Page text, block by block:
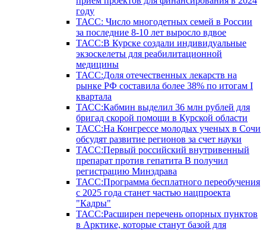
году
ТАСС: Число многодетных семей в России
за последние 8-10 лет выросло вдвое
ТАСС:В Курске создали индивидуальные
экзоскелеты для реабилитационной
медицины
ТАСС:Доля отечественных лекарств на
рынке РФ составила более 38% по итогам I
квартала
ТАСС:Кабмин выделил 36 млн рублей для
бригад скорой помощи в Курской области
ТАСС:На Конгрессе молодых ученых в Сочи
обсудят развитие регионов за счет науки
ТАСС:Первый российский внутривенный
препарат против гепатита В получил
регистрацию Минздрава
ТАСС:Программа бесплатного переобучения
с 2025 года станет частью нацпроекта
"Кадры"
ТАСС:Расширен перечень опорных пунктов
в Арктике, которые станут базой для